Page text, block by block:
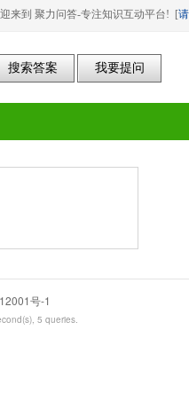
来到 聚力问答-专注知识互动平台! [
号-1
5 queries.